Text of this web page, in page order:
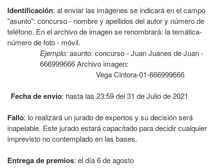
Identificación: al enviar las imágenes se indicará en el campo
"asunto": concurso - nombre y apellidos del autor y número de
teléfono. En el archivo de imagen se renombrará: la temática-
número de foto - móvil.
Ejemplo:asunto: concurso - Juan Juanes de Juan -
666999666 Archivo imagen:
Vega Cintora-01-666999666
Fecha de envío: hasta las 23:59 del 31 de Julio de 2021
Fallo: lo realizará un jurado de expertos y su decisión será
inapelable. Este jurado estará capacitado para decidir cualquier
imprevisto no contemplado en las bases.
Entrega de premios: el día 6 de agosto